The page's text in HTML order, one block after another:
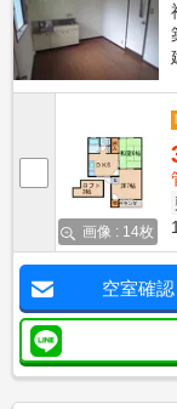
画像 : 14枚
空室確認